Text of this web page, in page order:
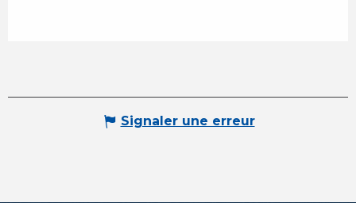
Signaler une erreur